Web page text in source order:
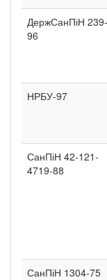
ДержСанПіН 239-
96
НРБУ-97
СанПіН 42-121-
4719-88
СанПіН 1304-75